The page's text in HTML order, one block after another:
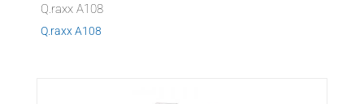
Q.raxx A108
Q.raxx A108